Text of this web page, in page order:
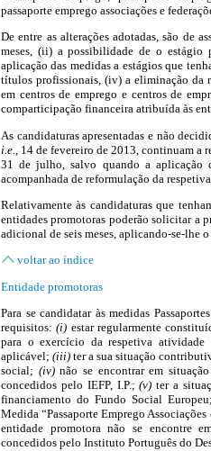
passaporte emprego associações e
De entre as alterações adotadas, são de
meses, (ii) a possibilidade de o
aplicação das medidas a estágios que
títulos profissionais, (iv) a eliminação da
em centros de emprego e centros de
comparticipação financeira atribuída às
As candidaturas apresentadas e não
i.e.
, 14 de fevereiro de 2013, continuam a
31 de julho, salvo quando a aplicação
acompanhada de reformulação da
Relativamente às candidaturas que
entidades promotoras poderão solicitar a
adicional de seis meses, aplicando-se-lhe
voltar ao índice
Entidade promotoras
Para se candidatar às medidas
requisitos:(i) estar regularmente
para o exercício da respetiva
aplicável; (iii) ter a sua situação
social; (iv)não se encontrar em
concedidos pelo IEFP, I.P.;(v) ter a
financiamento do Fundo Social
Medida “Passaporte Emprego
entidade promotora não se encontre
concedidos pelo Instituto Português do